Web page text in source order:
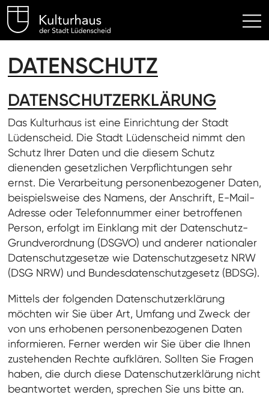
Kulturhaus Lüdenscheid
DATENSCHUTZ
DATENSCHUTZERKLÄRUNG
Das Kulturhaus ist eine Einrichtung der Stadt
Lüdenscheid. Die Stadt Lüdenscheid nimmt den
Schutz Ihrer Daten und die diesem Schutz
dienenden gesetzlichen Verpflichtungen sehr
ernst. Die Verarbeitung personenbezogener Daten,
beispielsweise des Namens, der Anschrift, E-Mail-
Adresse oder Telefonnummer einer betroffenen
Person, erfolgt im Einklang mit der Datenschutz-
Grundverordnung (DSGVO) und anderer nationaler
Datenschutzgesetze wie Datenschutzgesetz NRW
(DSG NRW) und Bundesdatenschutzgesetz (BDSG).
Mittels der folgenden Datenschutzerklärung
möchten wir Sie über Art, Umfang und Zweck der
von uns erhobenen personenbezogenen Daten
informieren. Ferner werden wir Sie über die Ihnen
zustehenden Rechte aufklären. Sollten Sie Fragen
haben, die durch diese Datenschutzerklärung nicht
beantwortet werden, sprechen Sie uns bitte an.